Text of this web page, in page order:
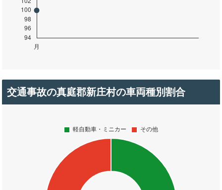
交通事故の真庭郡新庄村の車両種別割合